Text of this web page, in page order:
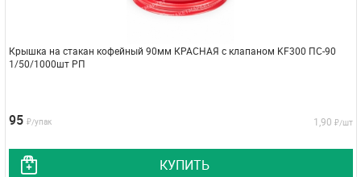
Крышка на стакан кофейный 90мм КРАСНАЯ с клапаном KF300 ПС-90
1/50/1000шт РП
95 ₽/упак 1,90 ₽/шт
КУПИТЬ